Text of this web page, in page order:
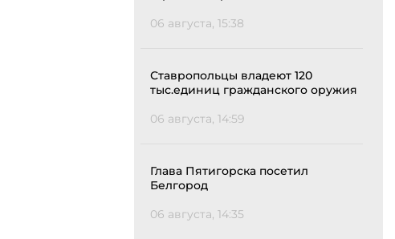
06 августа, 15:38
Ставропольцы владеют 120
тыс.единиц гражданского оружия
06 августа, 14:59
Глава Пятигорска посетил
Белгород
06 августа, 14:35